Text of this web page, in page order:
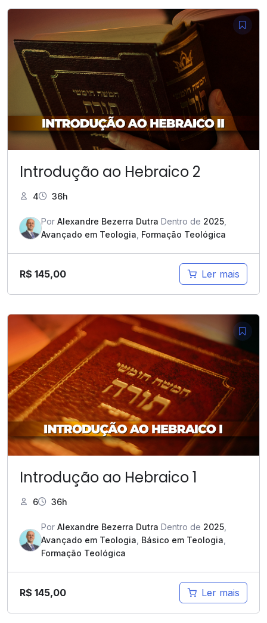
Introdução ao Hebraico 2
4 36h
Por Alexandre Bezerra Dutra Dentro de 2025
Avançado em Teologia Formação Teológica
R$ 145,00 Ler mais
Introdução ao Hebraico 1
6 36h
Por Alexandre Bezerra Dutra Dentro de 2025,
Avançado em Teologia, Básico em Teologia,
Formação Teológica
R$ 145,00 Ler mais